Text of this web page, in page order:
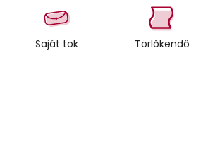
Saját tok Törlőkendő